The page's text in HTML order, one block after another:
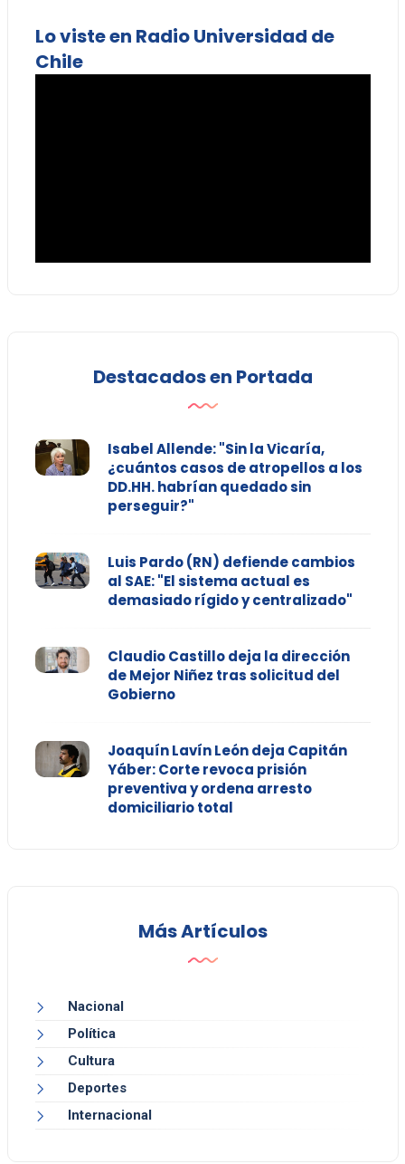
Lo viste en Radio Universidad de
Chile
Destacados en Portada
Isabel Allende: "Sin la Vicaría,
¿cuántos casos de atropellos a los
DD.HH. habrían quedado sin
perseguir?"
Luis Pardo (RN) defiende cambios
al SAE: "El sistema actual es
demasiado rígido y centralizado"
Claudio Castillo deja la dirección
de Mejor Niñez tras solicitud del
Gobierno
Joaquín Lavín León deja Capitán
Yáber: Corte revoca prisión
preventiva y ordena arresto
domiciliario total
Más Artículos
Nacional
Política
Cultura
Deportes
Internacional